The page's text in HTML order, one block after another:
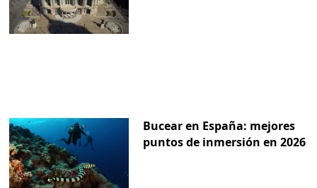
Bucear en España: mejores
puntos de inmersión en 2026